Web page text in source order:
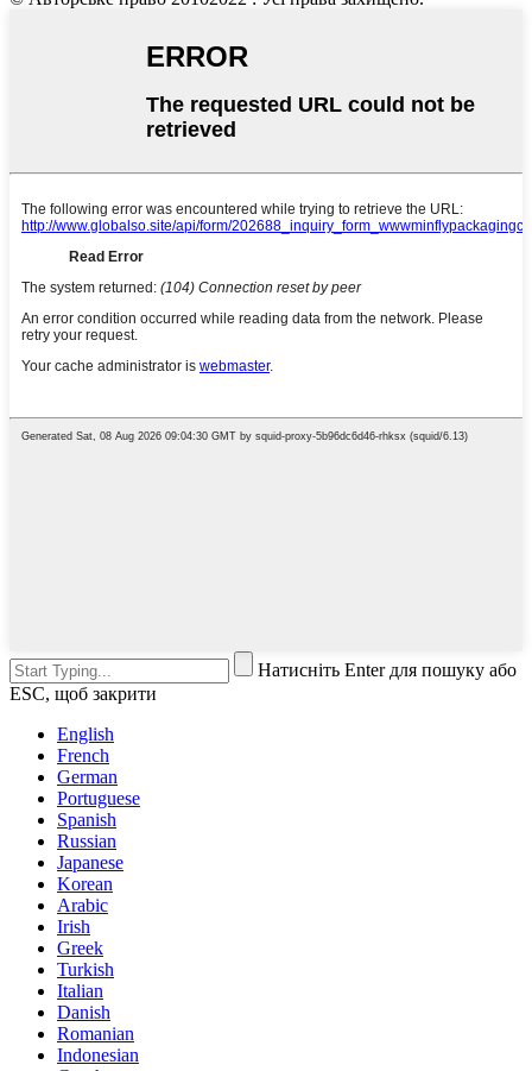
Натисніть Enter для пошуку або
ESC, щоб закрити
English
French
German
Portuguese
Spanish
Russian
Japanese
Korean
Arabic
Irish
Greek
Turkish
Italian
Danish
Romanian
Indonesian